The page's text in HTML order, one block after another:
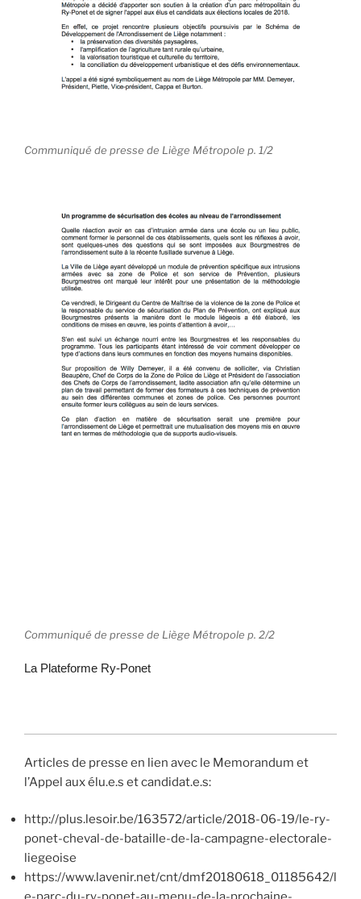
Communiqué de presse de Liège Métropole p. 1/2
Communiqué de presse de Liège Métropole p. 2/2
La Plateforme Ry-Ponet
Articles de presse en lien avec le Memorandum et
l’Appel aux élu.e.s et candidat.e.s:
http://plus.lesoir.be/163572/article/2018-06-19/le-ry-
ponet-cheval-de-bataille-de-la-campagne-electorale-
liegeoise
https://www.lavenir.net/cnt/dmf20180618_01185642/l